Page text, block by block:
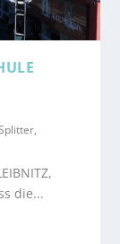
,
die...